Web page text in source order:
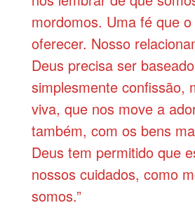
mordomos. Uma fé que
oferecer. Nosso
Deus precisa ser
simplesmente confissão,
viva, que nos move a
também, com os bens
Deus tem permitido que
nossos cuidados, como
somos.”